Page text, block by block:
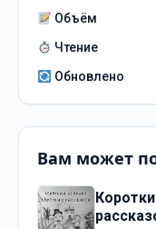
Объём
Чтение
Обновлено
Вам может